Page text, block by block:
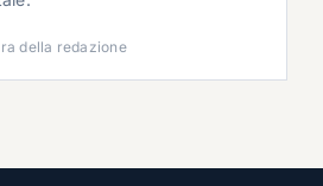
della redazione